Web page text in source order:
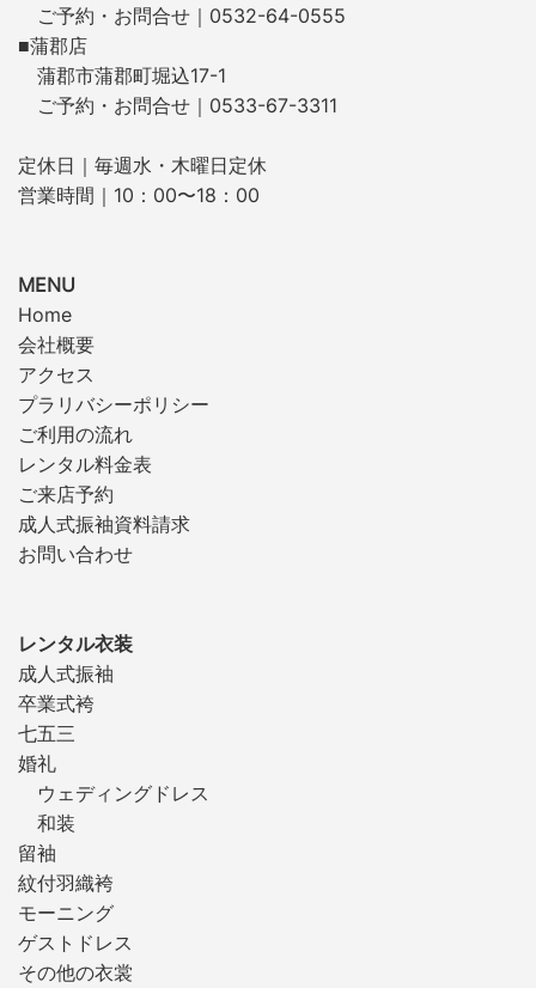
ご予約・お問合せ｜0532-64-0555
■蒲郡店
蒲郡市蒲郡町堀込17-1
ご予約・お問合せ｜0533-67-3311
定休日｜毎週水・木曜日定休
営業時間｜10：00〜18：00
MENU
Home
会社概要
アクセス
プラリバシーポリシー
ご利用の流れ
レンタル料金表
ご来店予約
成人式振袖資料請求
お問い合わせ
レンタル衣装
成人式振袖
卒業式袴
七五三
婚礼
ウェディングドレス
和装
留袖
紋付羽織袴
モーニング
ゲストドレス
その他の衣裳